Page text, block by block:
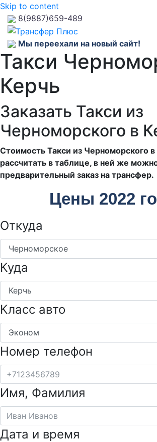
Skip to content
8(9887)659-489
Мы переехали на новый сайт!
Такси
Керчь
Заказать Такси из
Черноморского в
Стоимость Такси из Черноморского в
рассчитать в таблице, в ней же
предварительный заказ на трансфер.
Цены 2022
Откуда
Куда
Класс авто
Номер телефон
Имя, Фамилия
Дата и время